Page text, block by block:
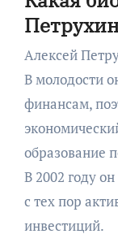
Алексей
В молодости
финансам,
образование
В 2002 году
с тех пор
инвестиций.